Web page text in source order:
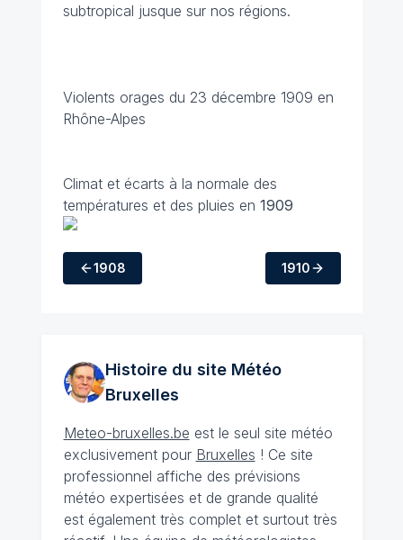
subtropical jusque sur nos régions.
Violents orages du 23 décembre 1909 en
Rhône-Alpes
Climat et écarts à la normale des
températures et des pluies en 1909
1908 1910
Histoire du site Météo
Bruxelles
Meteo-bruxelles.be est le seul site météo
exclusivement pour Bruxelles ! Ce site
professionnel affiche des prévisions
météo expertisées et de grande qualité
est également très complet et surtout très